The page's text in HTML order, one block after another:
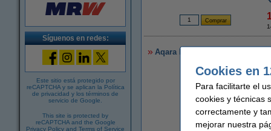
Síguenos en redes:
Este sitio está protegido por
reCAPTCHA y se aplican la Política
de privacidad y los términos de
servicio de Google
This site is protected by
reCAPTCHA and the Google
Privacy Policy and Terms of Service
Aqara E27 bombilla inteligente
Cookies en
Para facilitarte el
cookies y técnicas
correctamente y
mejorar nuestra